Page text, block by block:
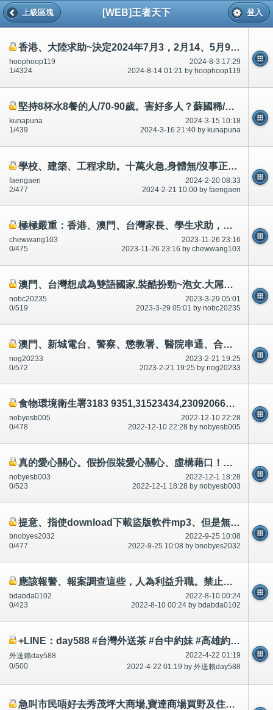
[WEB]王者天下
上級區塊 登入
香港、大陸求助~決定2024年7月3，2月14、5月9、5月12入/送醫院,80,90歲7餐/餐單、醫生護士職員、保證/聯絡人
2024-8-3 17:29
hoophoop119
2024-8-14 01:21 by hoophoop119
1/4324
堅持8杯水8餐的人/70-90歲。害好多人？蘇國稀/福Rudy。96529461蘇少梅62210969銀行社工鄧21195146
2024-3-15 10:18
kunapuna
2024-3-16 21:40 by kunapuna
1/439
學校、建築、工程求助。十萬火急,身體無/沒事正常說話,在聯合醫院跌倒/撞倒...
2024-2-20 08:33
faengaen
2024-2-21 10:00 by faengaen
2/477
極極嚴重：香港、澳門、台灣家長、學生求助，分析、意見？時間無多？
2023-11-26 23:16
chewwang103
2023-11-26 23:16 by chewwang103
0/475
澳門、台灣想成為雙語國家,裝酷扮勁~泡女.大屌西、大性行為、磨豆腐、大性交。書寫、聆聽都錯*公開
2023-3-29 05:01
nobc20235
2023-3-29 05:01 by nobc20235
0/519
澳門、新城電台、警察、懲教署、醫院串通、合謀犯法犯罪。坐牢坐監/懲教署,需要釋放罪犯犯人,放人～公開
2023-2-21 19:25
nog20233
2023-2-21 19:25 by nog20233
0/572
食物環境衛生署3183 9351,31523434,23092066有份車禍殺人.串通,合謀,論壇/討論區有講有說
2022-12-10 22:28
nobyesb005
2022-12-10 22:28 by nobyesb005
0/478
真的愛心關心。假扮假裝愛心關心、虛構藉口！電視、電台講/說，有援助金、綜緩金
2022-12-1 18:28
nobyesb003
2022-12-1 18:28 by nobyesb003
0/523
提意、指使download下載盜版軟件mp3、但是無/沒有使用.轉交給他、她?犯法犯罪？串通勾結升職？有內部記錄？
2022-9-25 10:08
bnobyes2032
2022-9-25 10:08 by bnobyes2032
0/477
應該報警、報案調查這些，人為利益升職。禁止思想，禁足(禁止外出、去街)又叫市民不要看/唔好睇(1)短片、相片
2022-8-10 00:24
bdabda0102
2022-8-10 00:24 by bdabda0102
0/423
+LINE：day588 #台灣外送茶 #台中約妹 #高雄約妹 #台灣叫小姐 #新竹約妹 #台南約妹 #彰化約妹 #台中喝茶 #台北喝茶 #
2022-4-22 01:19
外送賴day588
2022-4-22 01:19 by 外送賴day588
0/500
急叫市民唔好去秀茂坪大商場,寶達商場買野及住秀茂坪南村,安達村寶達村申請調遷,好多討論區有講-公開